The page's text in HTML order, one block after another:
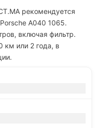
рекомендуется
A040 1065.
включая фильтр.
или 2 года, в